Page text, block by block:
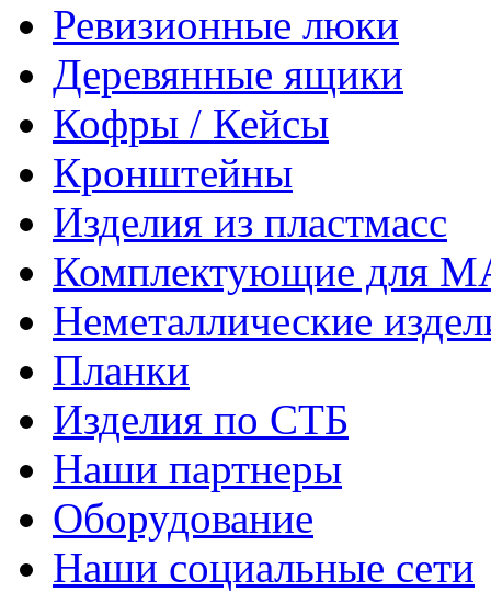
Ревизионные люки
Деревянные ящики
Кофры / Кейсы
Кронштейны
Изделия из пластмасс
Комплектующие для
Неметаллические
Планки
Изделия по СТБ
Наши партнеры
Оборудование
Наши социальные сети